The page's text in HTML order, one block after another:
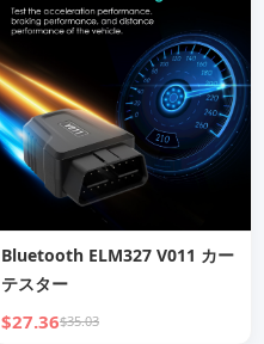
Bluetooth ELM327 V011 カー
テスター
$27.36$35.03